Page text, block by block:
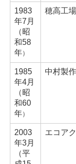
1983
年7月
（昭
和58
年）
穂高工
1985
年4月
（昭
和60
年）
中村製
2003
年3月
（平
エコア